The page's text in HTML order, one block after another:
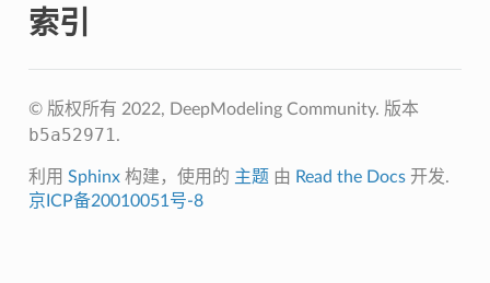
索引
© 版权所有 2022, DeepModeling Community. 版本
b5a52971.
利用 Sphinx构建，使用的 主题 由 Read the Docs开发.
京ICP备20010051号-8